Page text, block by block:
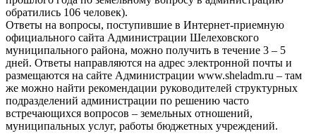
обратились 106 человек).
Ответы на вопросы, поступившие в Интернет-приемную
официального сайта Администрации Шелеховского
муниципального района, можно получить в течение 3 – 5
дней. Ответы направляются на адрес электронной почты и
размещаются на сайте Администрации www.sheladm.ru – там
же можно найти рекомендации руководителей структурных
подразделений администрации по решению часто
встречающихся вопросов – земельных отношений,
муниципальных услуг, работы бюджетных учреждений.